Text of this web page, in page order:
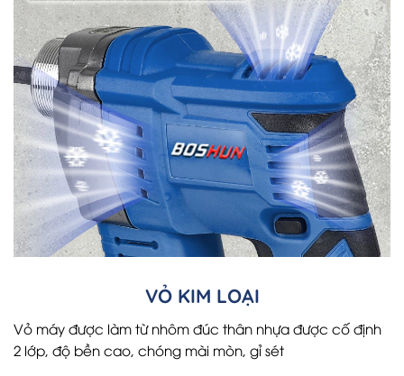
VỎ KIM LOẠI
Vỏ máy được làm từ nhôm đúc thân nhựa được cố định
2 lớp, độ bền cao, chóng mài mòn, gỉ sét